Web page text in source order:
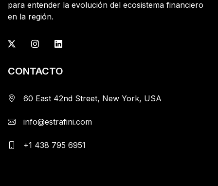
para entender la evolución del ecosistema financiero
en la región.
CONTACTO
60 East 42nd Street, New York, USA
info@estrafini.com
+1 438 795 6951